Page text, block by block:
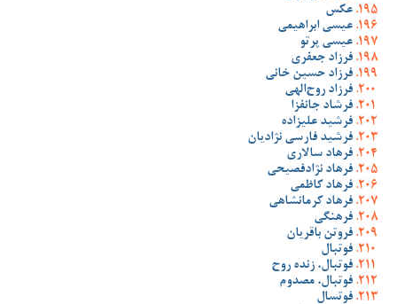
عکس
عیسی ابراهیمی
عیسی پرتو
فرزاد جعفری
فرزاد حسین خانی
فرزاد روح‌الهی
فرشاد جانفزا
فرشید علیزاده
فرشید فارسی نژادیان
فرهاد سالاری
فرهاد نژادفصیحی
فرهاد کاظمی
فرهاد کرمانشاهی
فرهنگی
فروتن باقریان
فوتبال
فوتبال، زنده روح
فوتبال، مصدوم
فوتسال